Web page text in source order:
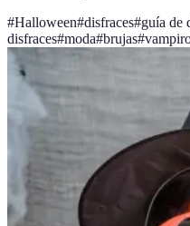
#Halloween#disfraces#guía de
disfraces#moda#brujas#